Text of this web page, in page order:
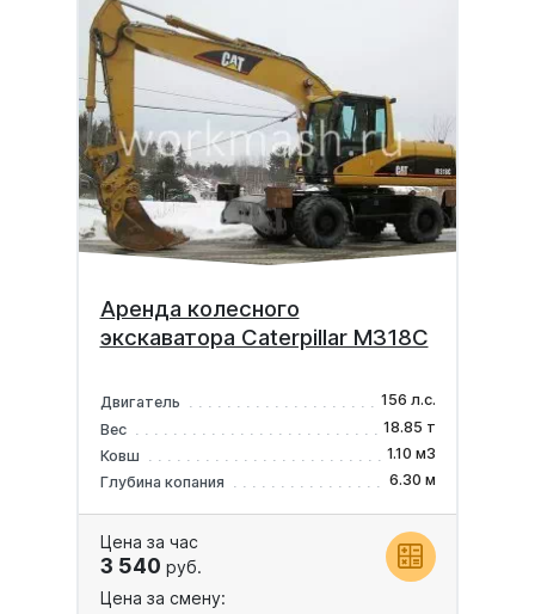
Аренда колесного
экскаватора Caterpillar M318C
Двигатель
156 л.с.
Вес
18.85 т
Ковш
1.10 м3
Глубина копания
6.30 м
Цена за час
3 540 руб.
Цена за смену: